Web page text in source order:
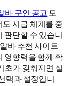
바 구인 공고 모
도 시급 체계를 중
판단할 수 있습니
바 추천 사이트
영향력을 함께 확
초가 갖춰지면 실
택과 설정입니